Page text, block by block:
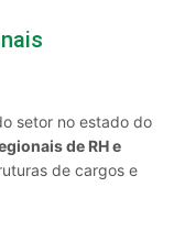
setor no estado do
de RH e
de cargos e